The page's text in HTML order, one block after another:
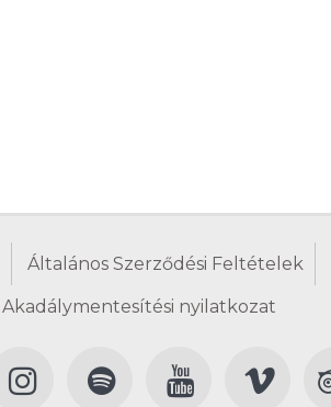
Általános Szerződési Feltételek
Akadálymentesítési nyilatkozat